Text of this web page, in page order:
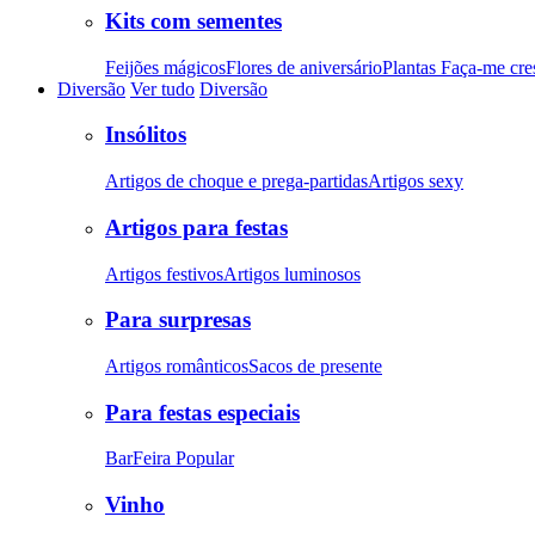
Kits com sementes
Feijões mágicosFlores de aniversárioPlantas Faça-me
Diversão Ver tudo Diversão
Insólitos
Artigos de choque e prega-partidasArtigos sexy
Artigos para festas
Artigos festivosArtigos luminosos
Para surpresas
Artigos românticosSacos de presente
Para festas especiais
BarFeira Popular
Vinho